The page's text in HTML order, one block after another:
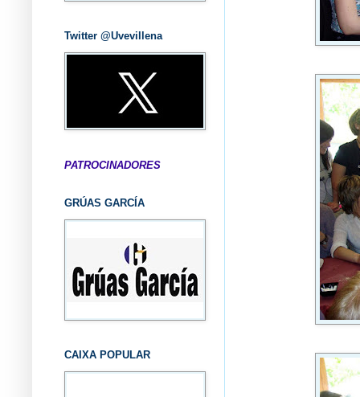
Twitter @Uvevillena
PATROCINADORES
GRÚAS GARCÍA
CAIXA POPULAR